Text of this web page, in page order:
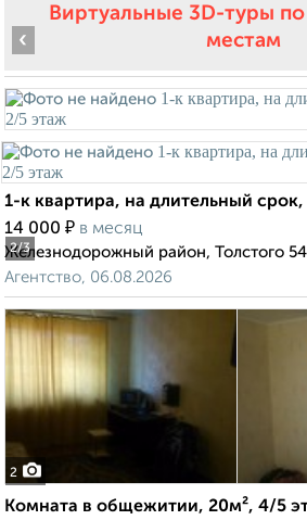
Виртуальные 3D-туры
местам
2/3
‹
1-к квартира, на длительный
14 000 ₽ в месяц
Железнодорожный район, Толстого 54
Агентство, 06.08.2026
2
Комната в общежитии, 20м², 4/5